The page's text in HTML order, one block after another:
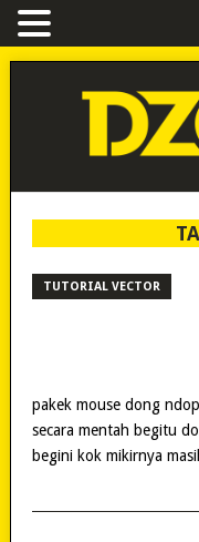
TUTORIAL VECTOR
pakek mouse dong
secara mentah begitu
begini kok mikirnya